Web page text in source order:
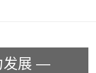
发展 —